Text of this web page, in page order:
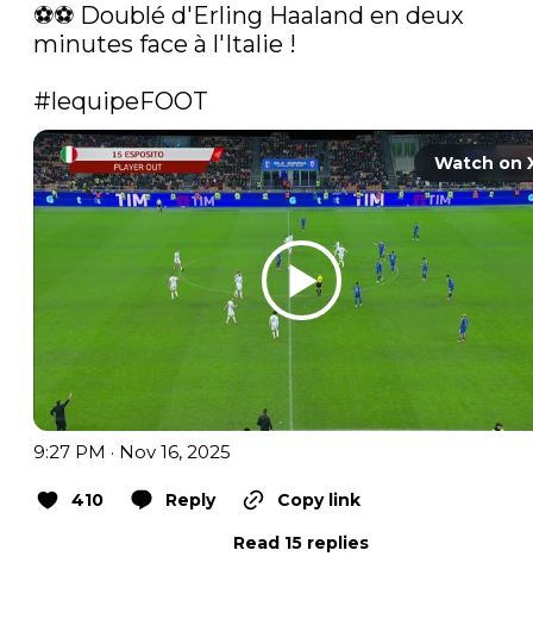
⚽⚽ Doublé d'Erling Haaland en deux
minutes face à l'Italie !
#lequipeFOOT
Watch on
9:27 PM · Nov 16, 2025
410 Reply
Copy link
Read 15 replies